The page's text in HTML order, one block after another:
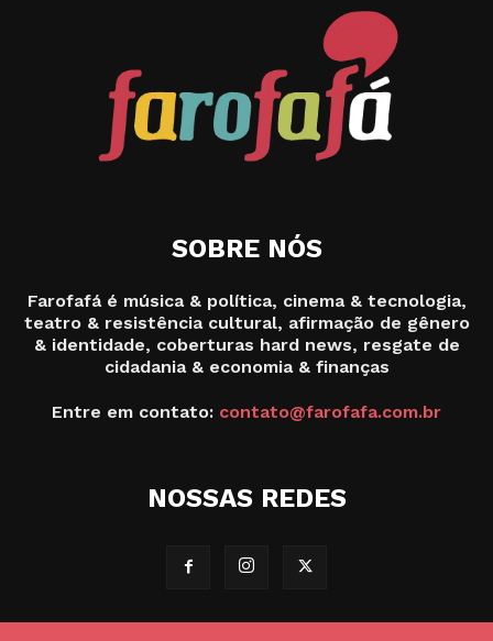
SOBRE NÓS
Farofafá é música & política, cinema & tecnologia,
teatro & resistência cultural, afirmação de gênero
& identidade, coberturas hard news, resgate de
cidadania & economia & finanças
Entre em contato: contato@farofafa.com.br
NOSSAS REDES